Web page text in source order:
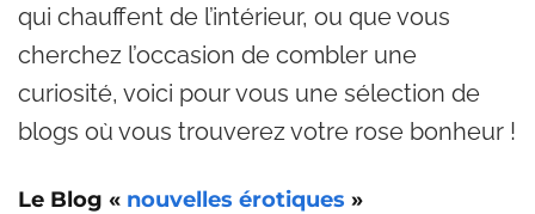
qui chauffent de l’intérieur, ou que vous
cherchez l’occasion de combler une
curiosité, voici pour vous une sélection de
blogs où vous trouverez votre rose bonheur !
Le Blog « nouvelles érotiques »